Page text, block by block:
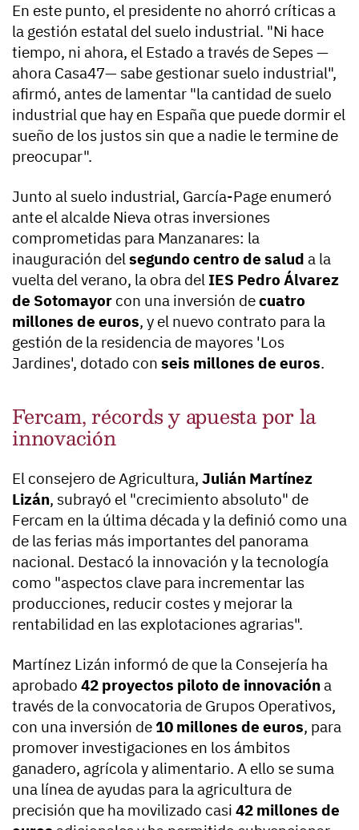
En este punto, el presidente no ahorró críticas a
la gestión estatal del suelo industrial. "Ni hace
tiempo, ni ahora, el Estado a través de Sepes —
ahora Casa47— sabe gestionar suelo industrial",
afirmó, antes de lamentar "la cantidad de suelo
industrial que hay en España que puede dormir el
sueño de los justos sin que a nadie le termine de
preocupar".
Junto al suelo industrial, García-Page enumeró
ante el alcalde Nieva otras inversiones
comprometidas para Manzanares: la
inauguración delsegundo centro de salud a la
vuelta del verano, la obra del IES Pedro Álvarez
de Sotomayor con una inversión decuatro
millones de euros, y el nuevo contrato para la
gestión de la residencia de mayores 'Los
Jardines', dotado con seis millones de euros.
Fercam, récords y apuesta por la
innovación
El consejero de Agricultura, Julián Martínez
Lizán, subrayó el "crecimiento absoluto" de
Fercam en la última década y la definió como una
de las ferias más importantes del panorama
nacional. Destacó la innovación y la tecnología
como "aspectos clave para incrementar las
producciones, reducir costes y mejorar la
rentabilidad en las explotaciones agrarias".
Martínez Lizán informó de que la Consejería ha
aprobado 42 proyectos piloto de innovacióna
través de la convocatoria de Grupos Operativos,
con una inversión de 10 millones de euros, para
promover investigaciones en los ámbitos
ganadero, agrícola y alimentario. A ello se suma
una línea de ayudas para la agricultura de
precisión que ha movilizado casi 42 millones de